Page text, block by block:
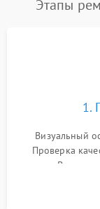
Этапы
1.
Визуальный
Проверка
педали.
обрывов нити